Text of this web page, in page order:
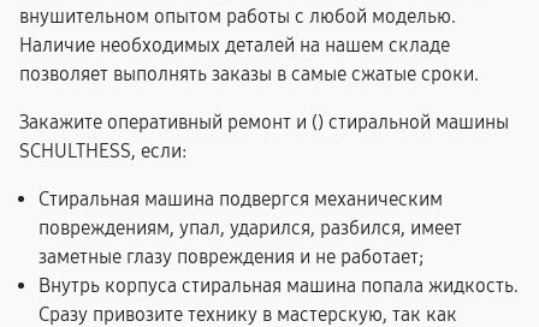
внушительном опытом работы с любой моделью.
Наличие необходимых деталей на нашем складе
позволяет выполнять заказы в самые сжатые сроки.
Закажите оперативный ремонт и () стиральной машины
SCHULTHESS, если:
Стиральная машина подвергся механическим
повреждениям, упал, ударился, разбился, имеет
заметные глазу повреждения и не работает;
Внутрь корпуса стиральная машина попала жидкость.
Сразу привозите технику в мастерскую, так как